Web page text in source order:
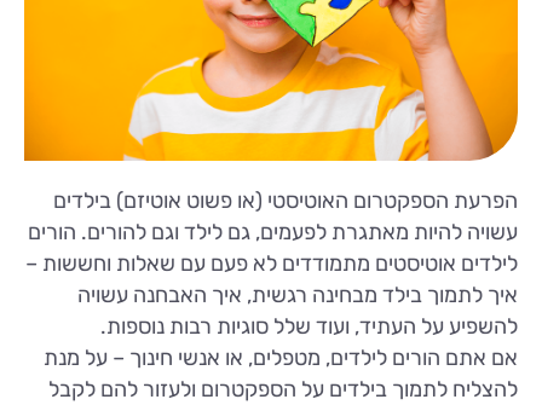
הפרעת הספקטרום האוטיסטי (או פשוט אוטיזם) בילדים
עשויה להיות מאתגרת לפעמים, גם לילד וגם להורים. הורים
לילדים אוטיסטים מתמודדים לא פעם עם שאלות וחששות –
איך לתמוך בילד מבחינה רגשית, איך האבחנה עשויה
להשפיע על העתיד, ועוד שלל סוגיות רבות נוספות.
אם אתם הורים לילדים, מטפלים, או אנשי חינוך – על מנת
להצליח לתמוך בילדים על הספקטרום ולעזור להם לקבל